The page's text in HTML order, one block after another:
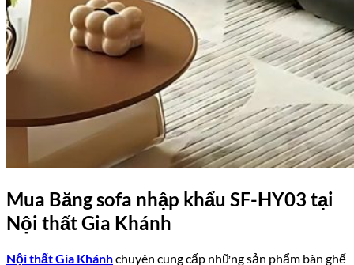
Mua Băng sofa nhập khẩu SF-HY03 tại
Nội thất Gia Khánh
Nội thất Gia Khánhchuyên cung cấp những sản phẩm bàn ghế